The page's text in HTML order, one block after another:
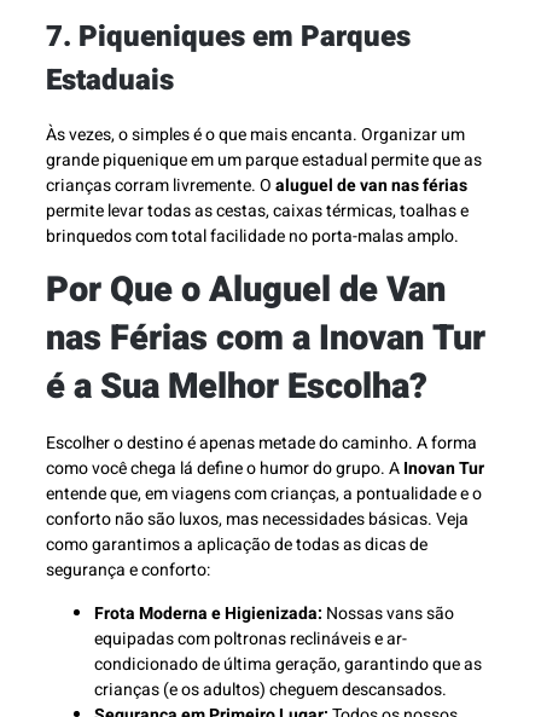
7. Piqueniques em Parques
Estaduais
Às vezes, o simples é o que mais encanta. Organizar um
grande piquenique em um parque estadual permite que as
crianças corram livremente. Oaluguel de van nas férias
permite levar todas as cestas, caixas térmicas, toalhas e
brinquedos com total facilidade no porta-malas amplo.
Por Que o Aluguel de Van
nas Férias com a Inovan Tur
é a Sua Melhor Escolha?
Escolher o destino é apenas metade do caminho. A forma
como você chega lá define o humor do grupo. AInovan Tur
entende que, em viagens com crianças, a pontualidade e o
conforto não são luxos, mas necessidades básicas. Veja
como garantimos a aplicação de todas as dicas de
segurança e conforto:
Frota Moderna e Higienizada: Nossas vans são
equipadas com poltronas reclináveis e ar-
condicionado de última geração, garantindo que as
crianças (e os adultos) cheguem descansados.